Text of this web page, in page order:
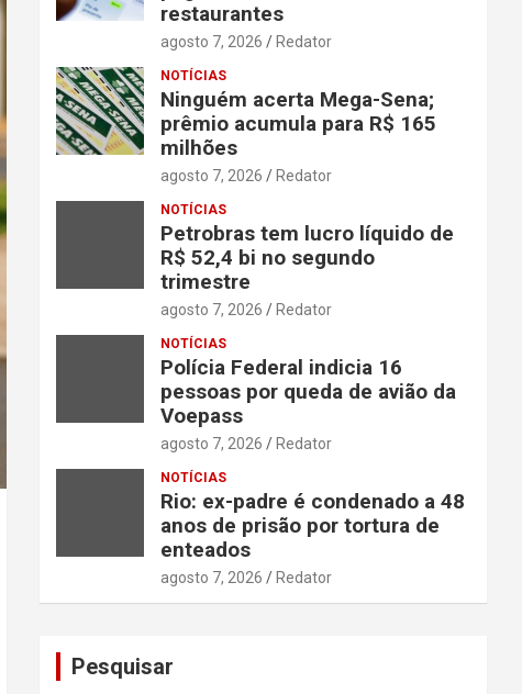
restaurantes
agosto 7, 2026 Redator
NOTÍCIAS
Ninguém acerta Mega-Sena;
prêmio acumula para R$ 165
milhões
agosto 7, 2026 Redator
NOTÍCIAS
Petrobras tem lucro líquido de
R$ 52,4 bi no segundo
trimestre
agosto 7, 2026 Redator
NOTÍCIAS
Polícia Federal indicia 16
pessoas por queda de avião da
Voepass
agosto 7, 2026 Redator
NOTÍCIAS
Rio: ex-padre é condenado a 48
anos de prisão por tortura de
enteados
agosto 7, 2026 Redator
Pesquisar